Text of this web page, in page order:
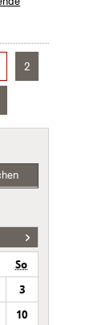
2
So
3
10